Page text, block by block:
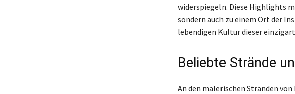
widerspiegeln. Diese Highlights
sondern auch zu einem Ort der
lebendigen Kultur dieser
Beliebte Strände
An den malerischen Stränden